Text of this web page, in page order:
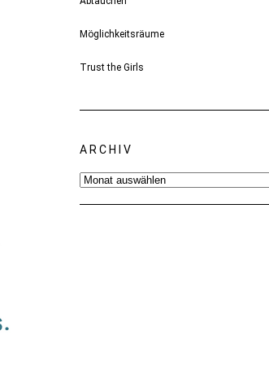
Möglichkeitsräume
Trust the Girls
ARCHIV
Archiv